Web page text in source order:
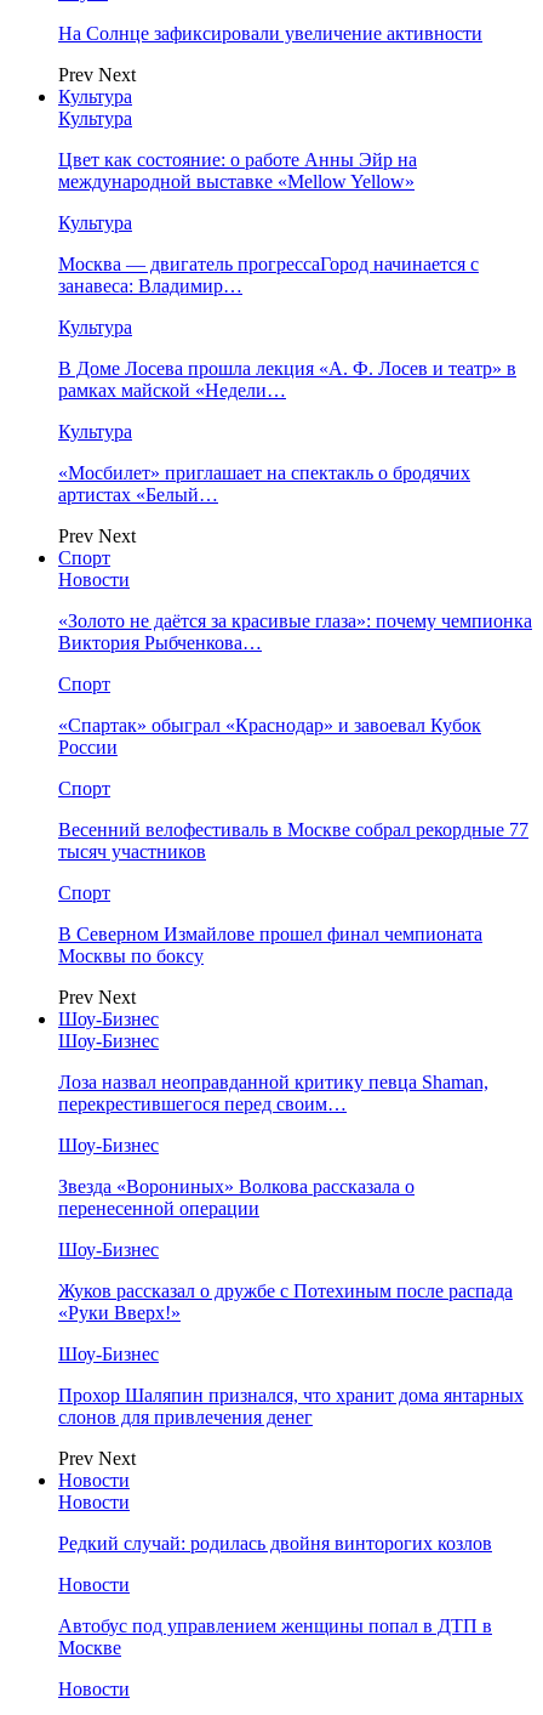
На Солнце зафиксировали увеличение активности
Prev Next
Культура
Культура
Цвет как состояние: о работе Анны Эйр на
международной выставке «Mellow Yellow»
Культура
Москва — двигатель прогрессаГород начинается с
занавеса: Владимир…
Культура
В Доме Лосева прошла лекция «А. Ф. Лосев и театр» в
рамках майской «Недели…
Культура
«Мосбилет» приглашает на спектакль о бродячих
артистах «Белый…
Prev Next
Спорт
Новости
«Золото не даётся за красивые глаза»: почему чемпионка
Виктория Рыбченкова…
Спорт
«Спартак» обыграл «Краснодар» и завоевал Кубок
России
Спорт
Весенний велофестиваль в Москве собрал рекордные 77
тысяч участников
Спорт
В Северном Измайлове прошел финал чемпионата
Москвы по боксу
Prev Next
Шоу-Бизнес
Шоу-Бизнес
Лоза назвал неоправданной критику певца Shaman,
перекрестившегося перед своим…
Шоу-Бизнес
Звезда «Ворониных» Волкова рассказала о
перенесенной операции
Шоу-Бизнес
Жуков рассказал о дружбе с Потехиным после распада
«Руки Вверх!»
Шоу-Бизнес
Прохор Шаляпин признался, что хранит дома янтарных
слонов для привлечения денег
Prev Next
Новости
Новости
Редкий случай: родилась двойня винторогих козлов
Новости
Автобус под управлением женщины попал в ДТП в
Москве
Новости